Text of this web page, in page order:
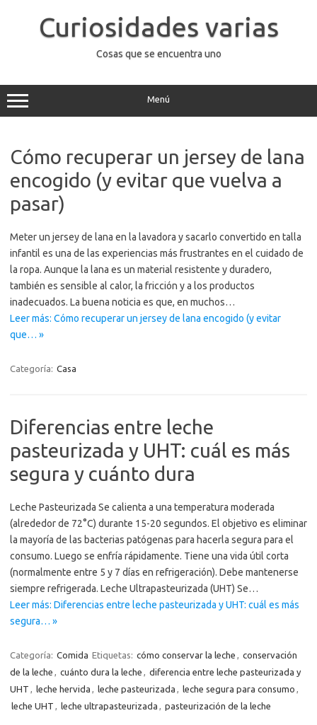
contenidoCuriosidades varias
Cosas que se encuentra uno
Menú
Cómo recuperar un jersey de lana
encogido (y evitar que vuelva a
pasar)
Meter un jersey de lana en la lavadora y sacarlo convertido en talla
infantil es una de las experiencias más frustrantes en el cuidado de
la ropa. Aunque la lana es un material resistente y duradero,
también es sensible al calor, la fricción y a los productos
inadecuados. La buena noticia es que, en muchos…
Leer más: Cómo recuperar un jersey de lana encogido (y evitar
que… »
Categoría: Casa
Diferencias entre leche
pasteurizada y UHT: cuál es más
segura y cuánto dura
Leche Pasteurizada Se calienta a una temperatura moderada
(alrededor de 72°C) durante 15-20 segundos. El objetivo es eliminar
la mayoría de las bacterias patógenas para hacerla segura para el
consumo. Luego se enfría rápidamente. Tiene una vida útil corta
(normalmente entre 5 y 7 días en refrigeración). Debe mantenerse
siempre refrigerada. Leche Ultrapasteurizada (UHT) Se…
Leer más: Diferencias entre leche pasteurizada y UHT: cuál es más
segura… »
Categoría: Comida Etiquetas: cómo conservar la leche , conservación
de la leche , cuánto dura la leche , diferencia entre leche pasteurizada y
UHT , leche hervida , leche pasteurizada , leche segura para consumo ,
leche UHT , leche ultrapasteurizada , pasteurización de la leche